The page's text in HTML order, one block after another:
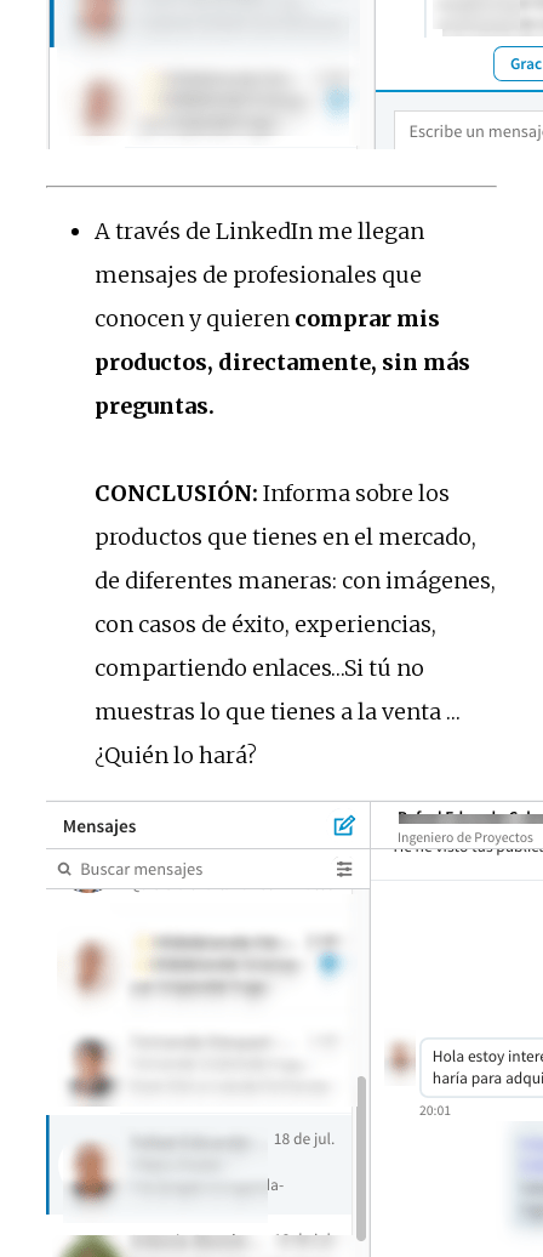
A través de LinkedIn me llegan
mensajes de profesionales que
conocen y quieren comprar mis
productos, directamente, sin más
preguntas.
CONCLUSIÓN: Informa sobre los
productos que tienes en el mercado,
de diferentes maneras: con imágenes,
con casos de éxito, experiencias,
compartiendo enlaces…Si tú no
muestras lo que tienes a la venta …
¿Quién lo hará?